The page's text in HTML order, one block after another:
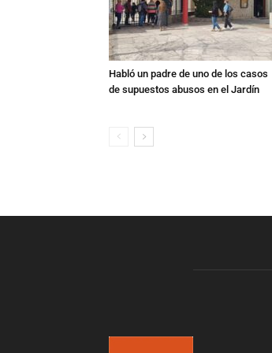
Habló un padre de uno de los casos
de supuestos abusos en el Jardín